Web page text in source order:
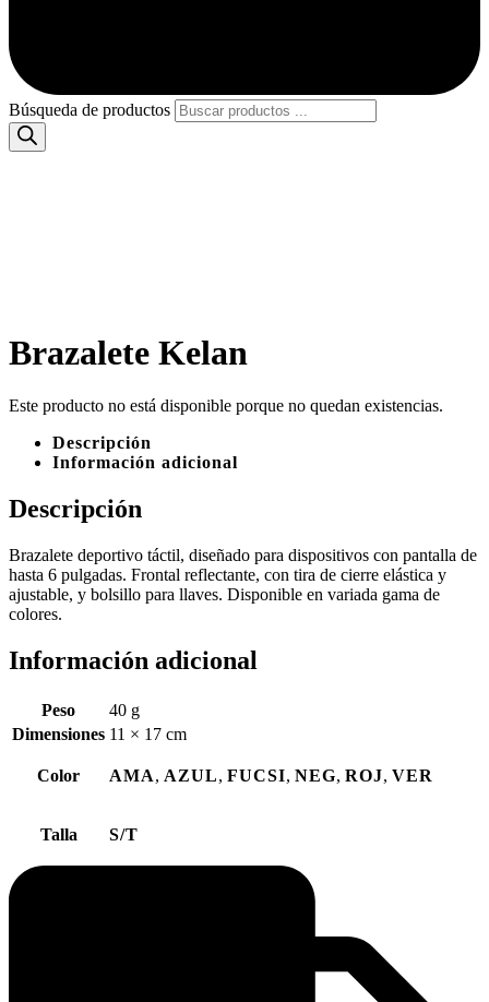
Búsqueda de productos
Brazalete Kelan
Este producto no está disponible porque no quedan existencias.
Descripción
Información adicional
Descripción
Brazalete deportivo táctil, diseñado para dispositivos con pantalla de
hasta 6 pulgadas. Frontal reflectante, con tira de cierre elástica y
ajustable, y bolsillo para llaves. Disponible en variada gama de
colores.
Información adicional
Peso
40 g
Dimensiones 11 × 17 cm
Color AMA, AZUL, FUCSI, NEG, ROJ, VER
Talla S/T